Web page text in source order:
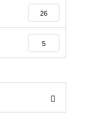
26
5